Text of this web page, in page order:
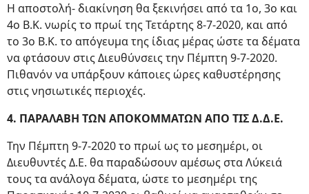
Η αποστολή- διακίνηση θα ξεκινήσει από τα 1ο, 3ο και
4ο Β.Κ. νωρίς το πρωί της Τετάρτης 8-7-2020, και από
το 3ο Β.Κ. το απόγευμα της ίδιας μέρας ώστε τα δέματα
να φτάσουν στις Διευθύνσεις την Πέμπτη 9-7-2020.
Πιθανόν να υπάρξουν κάποιες ώρες καθυστέρησης
στις νησιωτικές περιοχές.
4. ΠΑΡΑΛΑΒΗ ΤΩΝ ΑΠΟΚΟΜΜΑΤΩΝ ΑΠΟ ΤΙΣ Δ.Δ.Ε.
Την Πέμπτη 9-7-2020 το πρωί ως το μεσημέρι, οι
Διευθυντές Δ.Ε. θα παραδώσουν αμέσως στα Λύκειά
τους τα ανάλογα δέματα, ώστε το μεσημέρι της